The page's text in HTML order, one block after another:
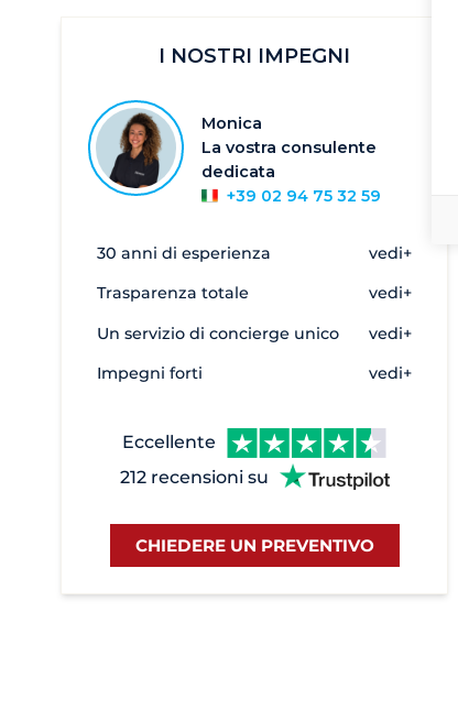
I NOSTRI IMPEGNI
Monica
La vostra consulente
dedicata
+39 02 94 75 32 59
30 anni di esperienza vedi+
Trasparenza totale vedi+
Un servizio di concierge unico vedi+
Impegni forti vedi+
Eccellente
212 recensioni su
CHIEDERE UN PREVENTIVO